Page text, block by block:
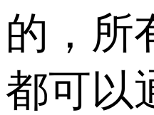
的，所
都可以